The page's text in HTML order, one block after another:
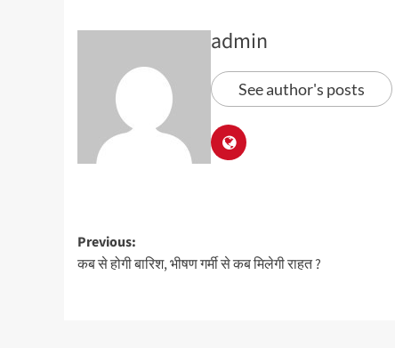
admin
See author's posts
Previous:
कब से होगी बारिश, भीषण गर्मी से कब मिलेगी राहत ?